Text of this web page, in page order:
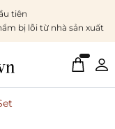
tiên
bị lỗi từ nhà sản xuất